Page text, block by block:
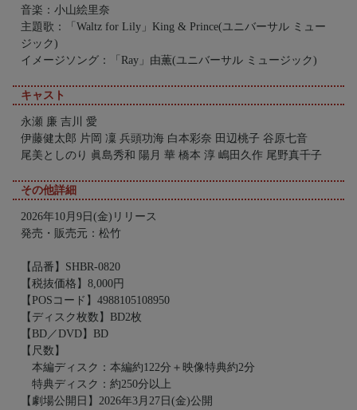
音楽：小山絵里奈
主題歌：「Waltz for Lily」King & Prince(ユニバーサル ミュー
ジック)
イメージソング：「Ray」由薫(ユニバーサル ミュージック)
キャスト
永瀬 廉 吉川 愛
伊藤健太郎 片岡 凜 兵頭功海 白本彩奈 田辺桃子 谷原七音
尾美としのり 眞島秀和 陽月 華 橋本 淳 嶋田久作 尾野真千子
その他詳細
2026年10月9日(金)リリース
発売・販売元：松竹
【品番】SHBR-0820
【税抜価格】8,000円
【POSコード】4988105108950
【ディスク枚数】BD2枚
【BD／DVD】BD
【尺数】
本編ディスク：本編約122分＋映像特典約2分
特典ディスク：約250分以上
【劇場公開日】2026年3月27日(金)公開